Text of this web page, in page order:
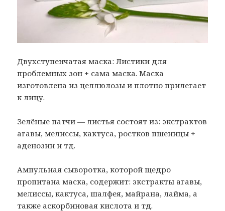
Двухступенчатая маска: Листики для
проблемных зон + сама маска. Маска
изготовлена из целлюлозы и плотно прилегает
к лицу.
Зелёные патчи — листья состоят из: экстрактов
агавы, мелиссы, кактуса, ростков пшеницы +
аденозин и тд.
Ампульная сыворотка, которой щедро
пропитана маска, содержит: экстракты агавы,
мелиссы, кактуса, шалфея, майрана, лайма, а
также аскорбиновая кислота и тд.